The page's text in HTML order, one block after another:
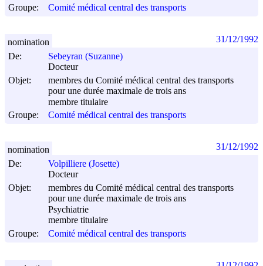
Groupe:
Comité médical central des transports
De:
Sebeyran (Suzanne)
Docteur
Objet:
membres du Comité médical central des transports
pour une durée maximale de trois ans
membre titulaire
Groupe:
Comité médical central des transports
nomination 31/12/1992
De:
Volpilliere (Josette)
Docteur
Objet:
membres du Comité médical central des transports
pour une durée maximale de trois ans
Psychiatrie
membre titulaire
Groupe:
Comité médical central des transports
nomination 31/12/1992